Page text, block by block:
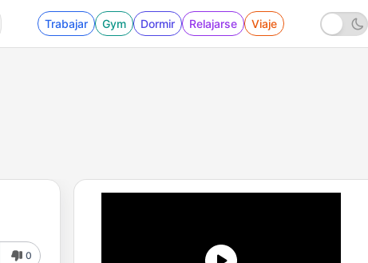
Trabajar Gym Dormir Relajarse Viaje
0